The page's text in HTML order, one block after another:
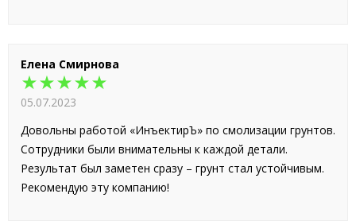
Елена Смирнова
★★★★★
05.07.2023
Довольны работой «ИнъектирЪ» по смолизации грунтов.
Сотрудники были внимательны к каждой детали.
Результат был заметен сразу – грунт стал устойчивым.
Рекомендую эту компанию!